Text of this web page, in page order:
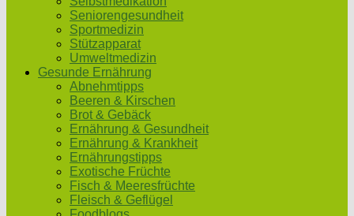
Seniorengesundheit
Sportmedizin
Stützapparat
Umweltmedizin
Gesunde Ernährung
Abnehmtipps
Beeren & Kirschen
Brot & Gebäck
Ernährung & Gesundheit
Ernährung & Krankheit
Ernährungstipps
Exotische Früchte
Fisch & Meeresfrüchte
Fleisch & Geflügel